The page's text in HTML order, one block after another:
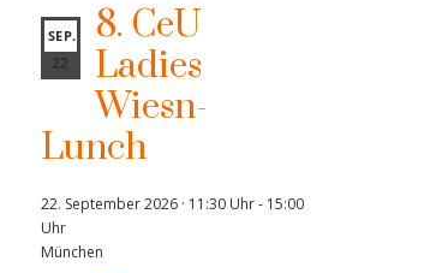
SEP.
22
8. CeU
Ladies
Wiesn-
Lunch
22. September 2026 · 11:30 Uhr- 15:00
Uhr
München